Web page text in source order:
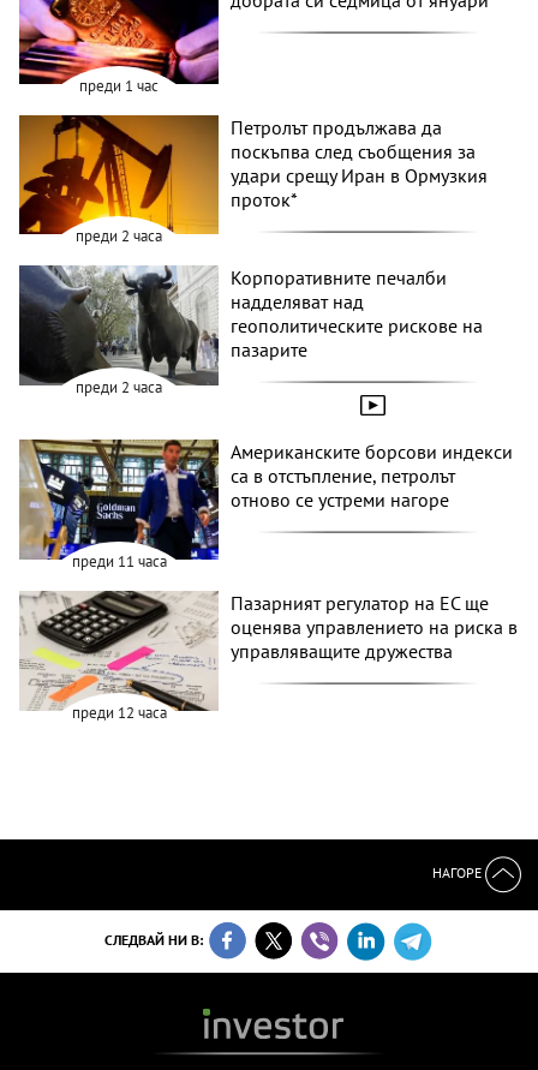
преди 1 час
преди 2 часа
Петролът продължава да
поскъпва след съобщения за
удари срещу Иран в Ормузкия
проток*
преди 2 часа
Корпоративните печалби
надделяват над
геополитическите рискове на
пазарите
преди 11 часа
Американските борсови индекси
са в отстъпление, петролът
отново се устреми нагоре
преди 12 часа
Пазарният регулатор на ЕС ще
оценява управлението на риска в
управляващите дружества
НАГОРЕ
СЛЕДВАЙ НИ В: